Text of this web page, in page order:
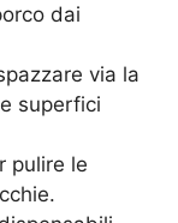
dai
via la
superfici
pulire le